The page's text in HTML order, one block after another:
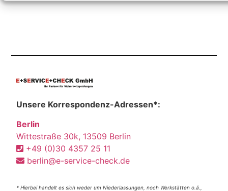
Unsere Korrespondenz-Adressen*:
Berlin
Wittestraße 30k, 13509 Berlin
+49 (0)30 4357 25 11
berlin@e-service-check.de
* Hierbei handelt es sich weder um Niederlassungen, noch Werkstätten o.ä.,